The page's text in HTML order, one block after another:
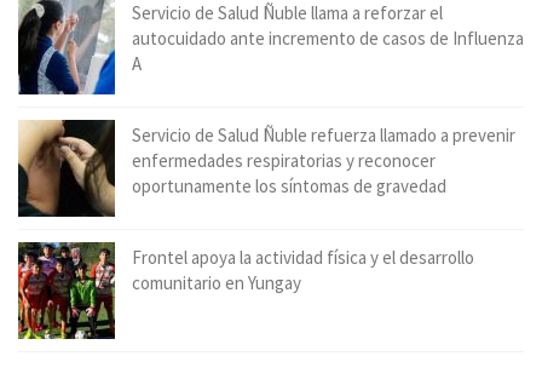
Servicio de Salud Ñuble llama a reforzar el
autocuidado ante incremento de casos de Influenza
A
Servicio de Salud Ñuble refuerza llamado a prevenir
enfermedades respiratorias y reconocer
oportunamente los síntomas de gravedad
Frontel apoya la actividad física y el desarrollo
comunitario en Yungay